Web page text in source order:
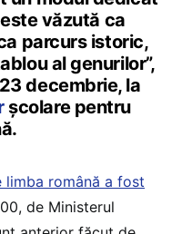
văzută ca
parcurs istoric,
al genurilor”,
decembrie, la
școlare pentru
limba română a fost
de Ministerul